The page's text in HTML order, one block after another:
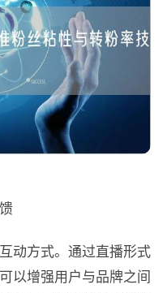
动方式。通过直播形式
以增强用户与品牌之间